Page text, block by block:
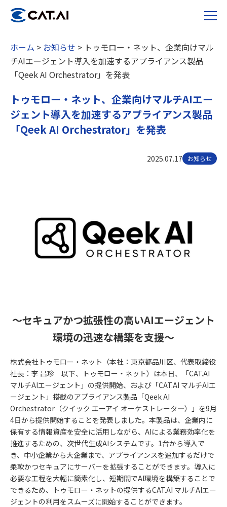
ホーム > お知らせ > トゥモロー・ネット、企業向けマル
チAIエージェント導入を加速するアプライアンス製品
「Qeek AI Orchestrator」を発表
トゥモロー・ネット、企業向けマルチAIエー
ジェント導入を加速するアプライアンス製品
「Qeek AI Orchestrator」を発表
2025.07.17 お知らせ
～セキュアかつ拡張性の高いAIエージェント
環境の迅速な構築を支援～
株式会社トゥモロー・ネット（本社：東京都品川区、代表取締役
社長：李 昌珍 以下、トゥモロー・ネット）は本日、「CAT.AI
マルチAIエージェント」の提供開始、および「CAT.AI マルチAIエ
ージェント」搭載のアプライアンス製品「Qeek AI
Orchestrator（クイック エーアイ オーケストレータ―）」を9月
4日から提供開始することを発表しました。本製品は、企業内に
保有する情報資産を安全に活用しながら、AIによる業務効率化を
推進するための、次世代生成AIシステムです。1台から導入で
き、中小企業から大企業まで、アプライアンスを追加するだけで
柔軟かつセキュアにサーバーを拡張することができます。導入に
必要な工程を大幅に簡素化し、短期間でAI環境を構築することで
できるため、トゥモロー・ネットの提供するCAT.AI マルチAIエー
ジェントの利用をスムーズに開始することができます。